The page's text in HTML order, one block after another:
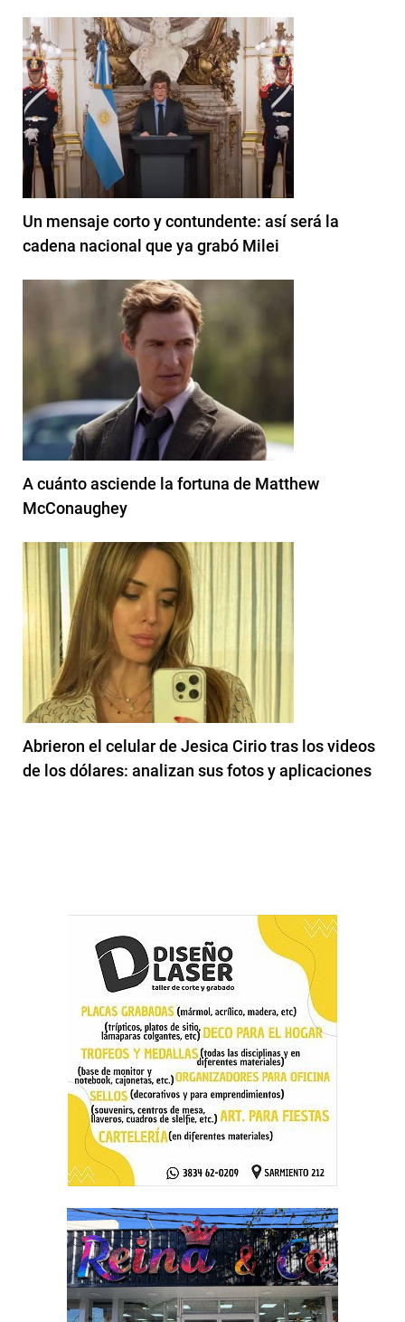
Un mensaje corto y contundente: así será la
cadena nacional que ya grabó Milei
A cuánto asciende la fortuna de Matthew
McConaughey
Abrieron el celular de Jesica Cirio tras los videos
de los dólares: analizan sus fotos y aplicaciones